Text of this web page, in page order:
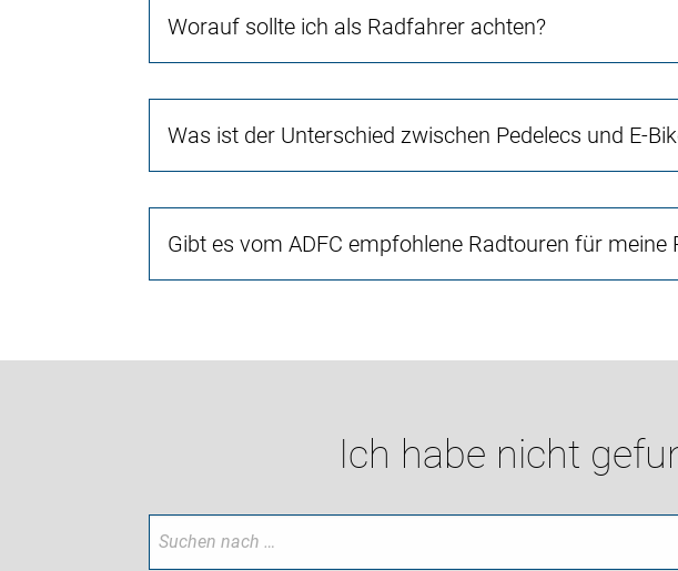
Worauf sollte ich als Radfahrer achten?
Was ist der Unterschied zwischen Pedelecs und E-
Gibt es vom ADFC empfohlene Radtouren für meine
Ich habe nicht